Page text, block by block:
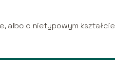
albo o nietypowym